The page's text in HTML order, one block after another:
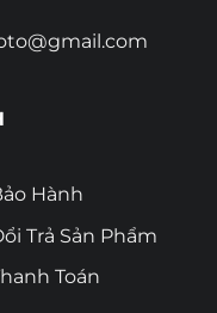
Hành
Trả Sản Phẩm
Toán